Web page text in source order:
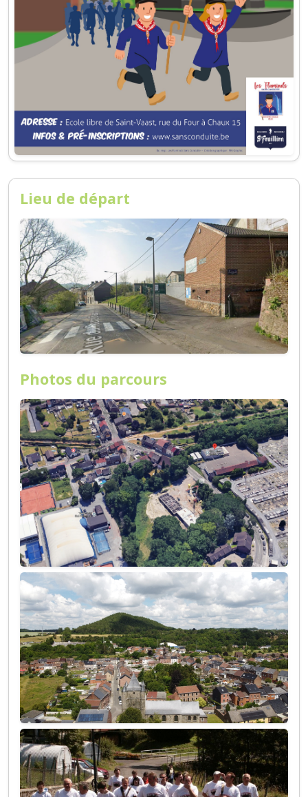
Lieu de départ
Photos du parcours